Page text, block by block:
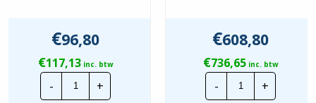
€96,80
€117,13inc. btw
-
Invertek
Optistick
3
+
€608,80
€736,65inc. btw
-
Invertek
|
+